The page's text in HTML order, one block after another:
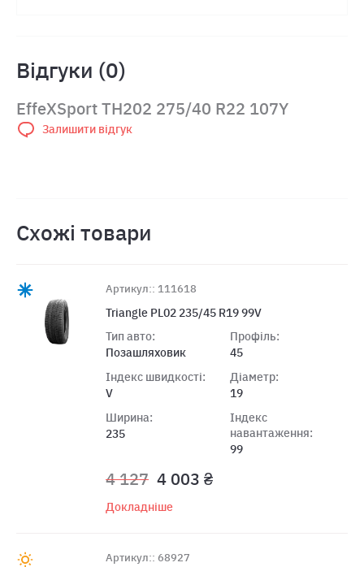
Відгуки (0)
EffeXSport TH202 275/40 R22 107Y
Залишити відгук
Схожі товари
Артикул:: 111618
Triangle PL02 235/45 R19 99V
Тип авто:
Позашляховик
Індекс швидкості:
V
Ширина:
235
Профіль:
45
Діаметр:
19
Індекс
навантаження:
99
4 127 4 003 ₴
Докладніше
Артикул:: 68927